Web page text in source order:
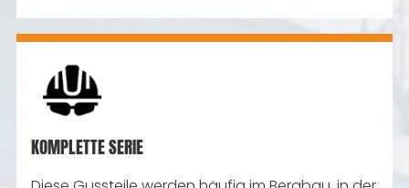
KOMPLETTE SERIE